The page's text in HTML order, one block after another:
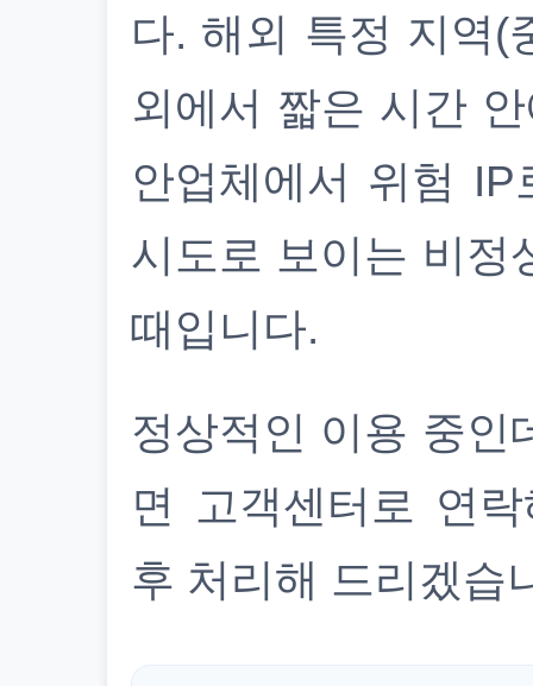
다. 해외 특정 지역(
외에서 짧은 시간
안업체에서 위험
시도로 보이는 비정
때입니다.
정상적인 이용 중인
면 고객센터로 연
후 처리해 드리겠습